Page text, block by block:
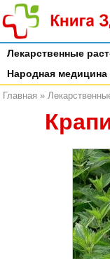
Лекарственные
Народная медицина
Главная »